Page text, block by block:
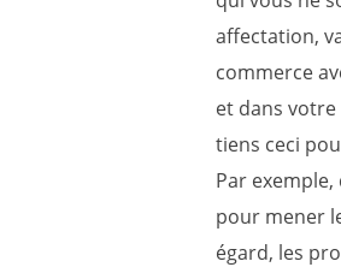
affectation,
commerce
et dans
tiens ceci
Par
pour mener
égard, les